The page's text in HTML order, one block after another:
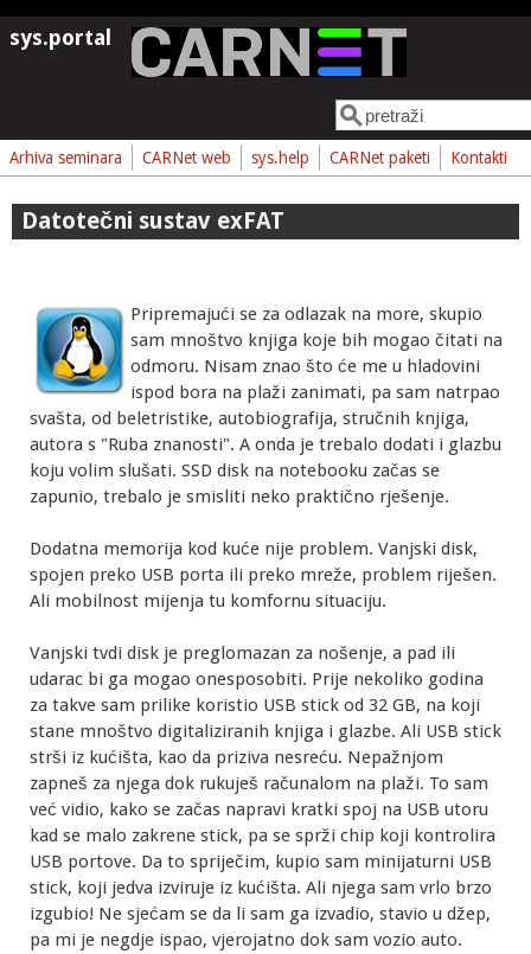
Skoči na glavni sadržaj
sys.portal
Obrazac pretrage
Pretraga
Arhiva seminara CARNet web sys.help CARNet paketi Kontakti
Datotečni sustav exFAT
Pripremajući se za odlazak na more, skupio
sam mnoštvo knjiga koje bih mogao čitati na
odmoru. Nisam znao što će me u hladovini
ispod bora na plaži zanimati, pa sam natrpao
svašta, od beletristike, autobiografija, stručnih knjiga,
autora s "Ruba znanosti". A onda je trebalo dodati i glazbu
koju volim slušati. SSD disk na notebooku začas se
zapunio, trebalo je smisliti neko praktično rješenje.
Dodatna memorija kod kuće nije problem. Vanjski disk,
spojen preko USB porta ili preko mreže, problem riješen.
Ali mobilnost mijenja tu komfornu situaciju.
Vanjski tvdi disk je preglomazan za nošenje, a pad ili
udarac bi ga mogao onesposobiti. Prije nekoliko godina
za takve sam prilike koristio USB stick od 32 GB, na koji
stane mnoštvo digitaliziranih knjiga i glazbe. Ali USB stick
strši iz kućišta, kao da priziva nesreću. Nepažnjom
zapneš za njega dok rukuješ računalom na plaži. To sam
već vidio, kako se začas napravi kratki spoj na USB utoru
kad se malo zakrene stick, pa se sprži chip koji kontrolira
USB portove. Da to spriječim, kupio sam minijaturni USB
stick, koji jedva izviruje iz kućišta. Ali njega sam vrlo brzo
izgubio! Ne sjećam se da li sam ga izvadio, stavio u džep,
pa mi je negdje ispao, vjerojatno dok sam vozio auto.